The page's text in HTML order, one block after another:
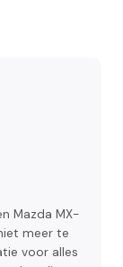
Mazda MX-
meer te
voor alles